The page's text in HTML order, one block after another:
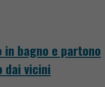
bagno e partono
dai vicini